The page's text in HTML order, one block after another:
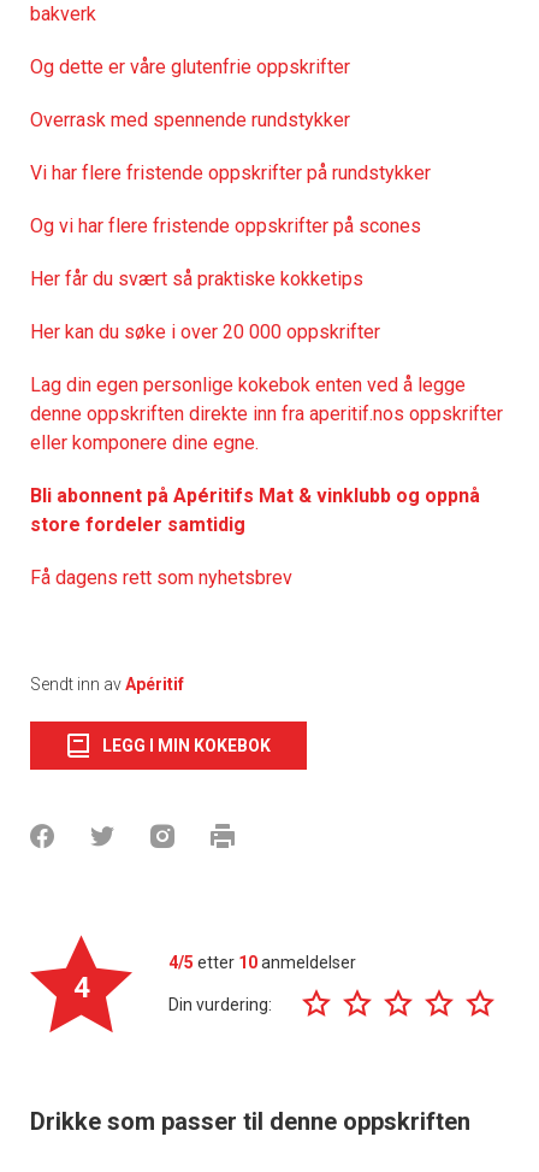
bakverk
Og dette er våre glutenfrie oppskrifter
Overrask med spennende rundstykker
Vi har flere fristende oppskrifter på rundstykker
Og vi har flere fristende oppskrifter på scones
Her får du svært så praktiske kokketips
Her kan du søke i over 20 000 oppskrifter
Lag din egen personlige kokebok enten ved å legge
denne oppskriften direkte inn fra aperitif.nos oppskrifter
eller komponere dine egne.
Bli abonnent på Apéritifs Mat & vinklubb og oppnå
store fordeler samtidig
Få dagens rett som nyhetsbrev
Sendt inn avApéritif
LEGG I MIN KOKEBOK
4
4/5 etter 10anmeldelser
Din vurdering:
Drikke som passer til denne oppskriften